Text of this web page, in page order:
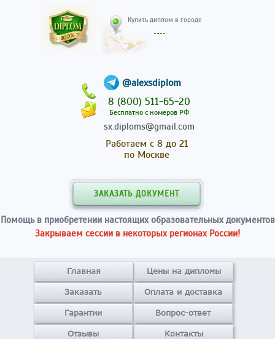
@alexsdiplom
8 (800) 511-65-20
Бесплатно с номеров РФ
sx.diploms@gmail.com
Работаем с 8 до 21
по Москве
ЗАКАЗАТЬ ДОКУМЕНТ
Помощь в приобретении настоящих образовательных документов
Закрываем сессии в некоторых регионах России!
Главная Цены на дипломы
Заказать Оплата и доставка
Гарантии Вопрос-ответ
Отзывы Контакты